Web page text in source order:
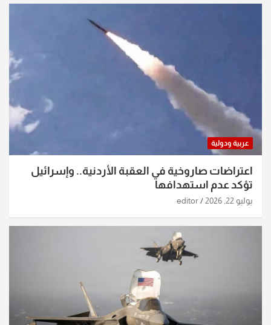
عربية ودولية
اعتراضات صاروخية في العقبة الأردنية.. وإسرائيل
تؤكد عدم استهدافها
يوليو 22, 2026 editor